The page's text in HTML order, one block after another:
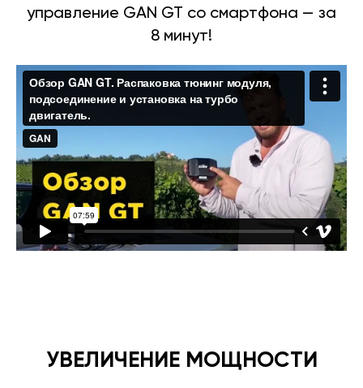
управление GAN GT со смартфона — за
8 минут!
УВЕЛИЧЕНИЕ МОЩНОСТИ